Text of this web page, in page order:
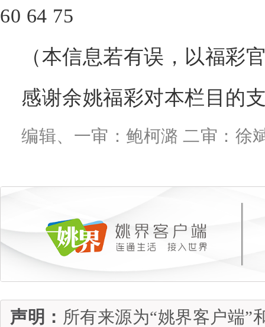
60 64 75
（本信息若有误，以福彩
感谢余姚福彩对本栏目的
编辑、一审：鲍柯潞 二审：徐
声明： 所有来源为“姚界客户端”